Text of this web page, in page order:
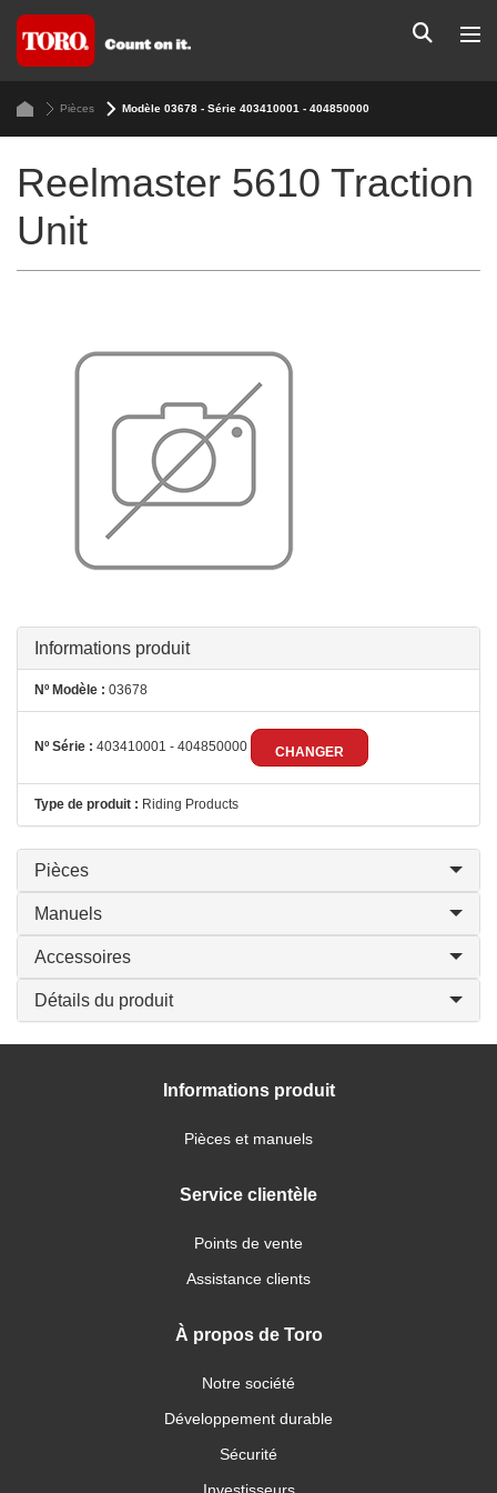
Pièces Modèle 03678 - Série 403410001 - 404850000
Reelmaster 5610 Traction
Unit
Informations produit
Nº Modèle : 03678
Nº Série : 403410001 - 404850000 CHANGER
Type de produit : Riding Products
Pièces
Manuels
Accessoires
Détails du produit
Informations produit
Pièces et manuels
Service clientèle
Points de vente
Assistance clients
À propos de Toro
Notre société
Développement durable
Sécurité